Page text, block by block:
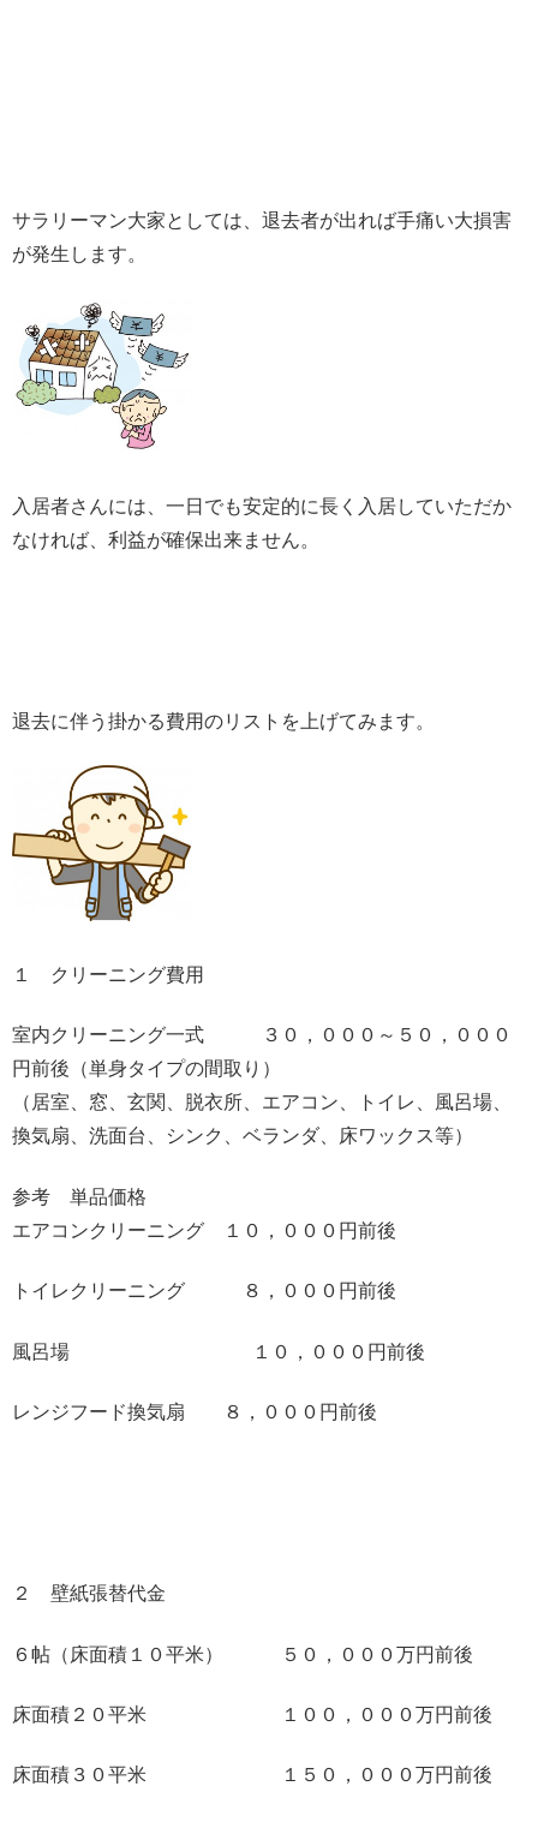
サラリーマン大家としては、退去者が出れば手痛い大損害
が発生します。
入居者さんには、一日でも安定的に長く入居していただか
なければ、利益が確保出来ません。
退去に伴う掛かる費用のリストを上げてみます。
１ クリーニング費用
室内クリーニング一式 ３０，０００～５０，０００
円前後（単身タイプの間取り）
（居室、窓、玄関、脱衣所、エアコン、トイレ、風呂場、
換気扇、洗面台、シンク、ベランダ、床ワックス等）
参考 単品価格
エアコンクリーニング １０，０００円前後
トイレクリーニング ８，０００円前後
風呂場 １０，０００円前後
レンジフード換気扇 ８，０００円前後
２ 壁紙張替代金
６帖（床面積１０平米） ５０，０００万円前後
床面積２０平米 １００，０００万円前後
床面積３０平米 １５０，０００万円前後